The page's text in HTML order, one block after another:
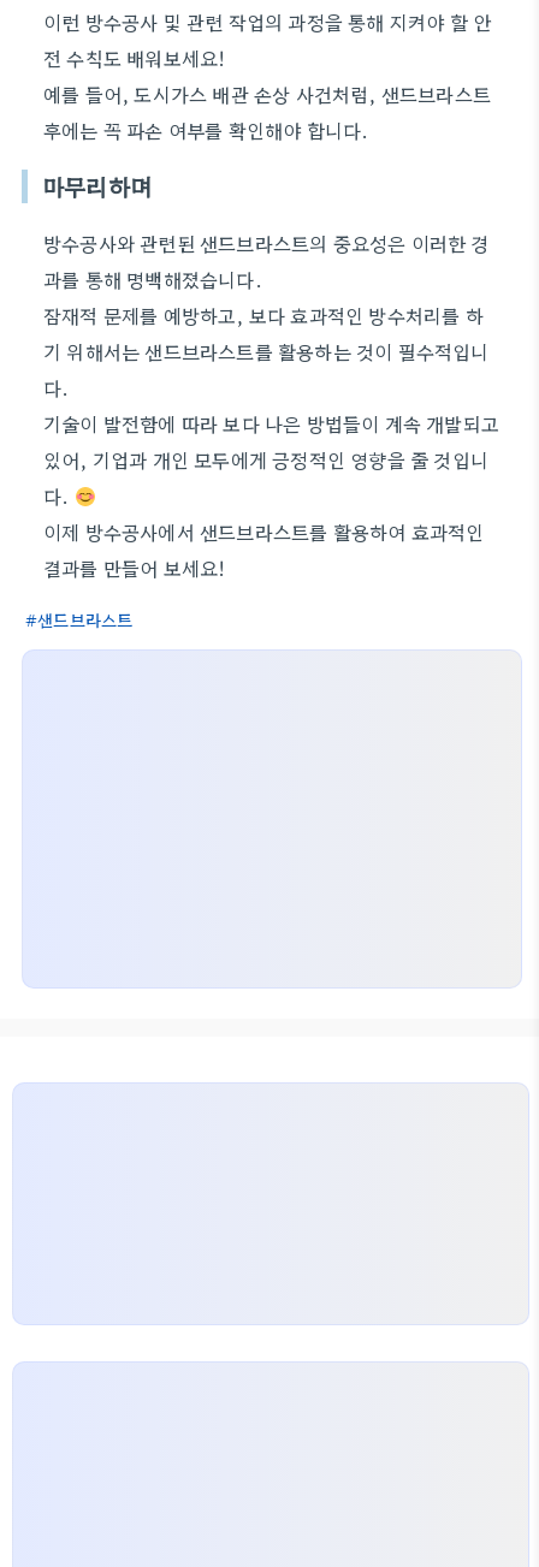
이런 방수공사 및 관련 작업의 과정을 통해 지켜야 할 안
전 수칙도 배워보세요!
예를 들어, 도시가스 배관 손상 사건처럼, 샌드브라스트
후에는 꼭 파손 여부를 확인해야 합니다.
마무리하며
방수공사와 관련된 샌드브라스트의 중요성은 이러한 경
과를 통해 명백해졌습니다.
잠재적 문제를 예방하고, 보다 효과적인 방수처리를 하
기 위해서는 샌드브라스트를 활용하는 것이 필수적입니
다.
기술이 발전함에 따라 보다 나은 방법들이 계속 개발되고
있어, 기업과 개인 모두에게 긍정적인 영향을 줄 것입니
다.
이제 방수공사에서 샌드브라스트를 활용하여 효과적인
결과를 만들어 보세요!
샌드브라스트